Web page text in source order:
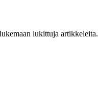
lukittuja artikkeleita.